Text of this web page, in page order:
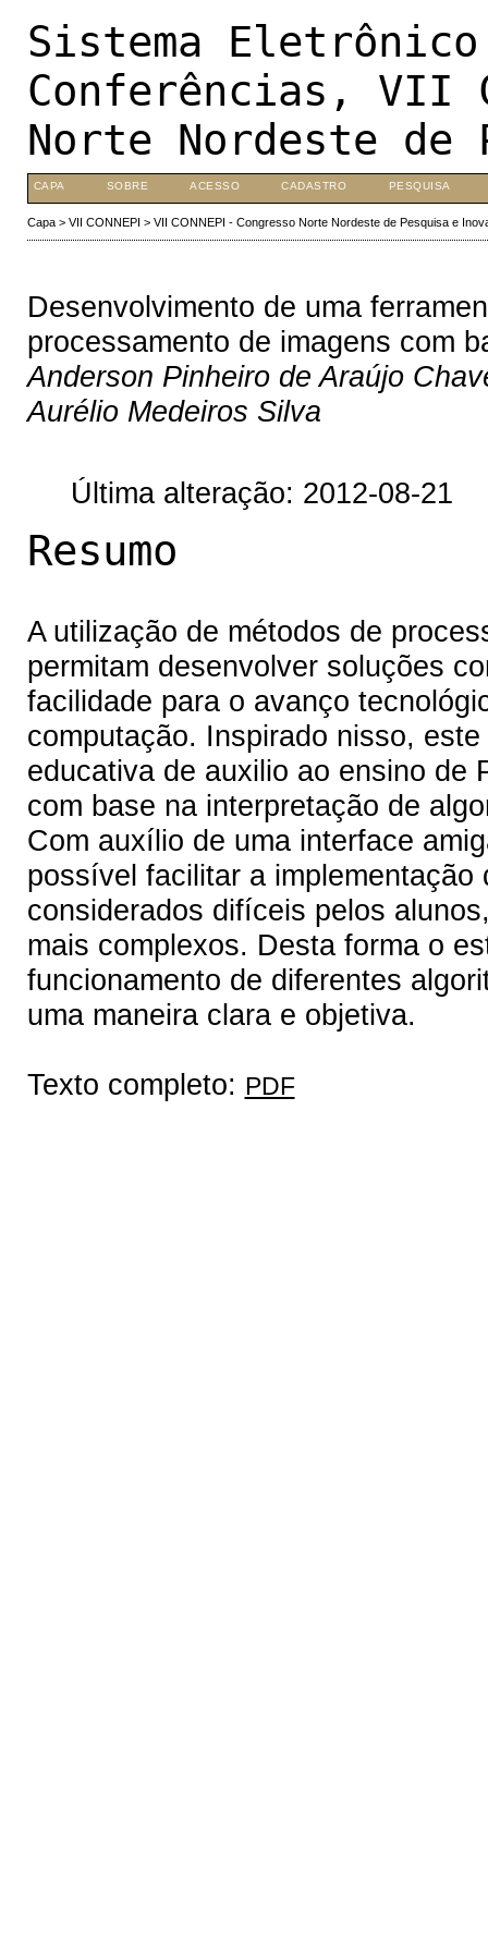
Sistema
Conferências, VII
Norte Nordeste de
CAPA SOBRE ACESSO CADASTRO PESQUISA
Capa> VII CONNEPI > VII CONNEPI - Congresso Norte Nordeste de Pesquisa e
Desenvolvimento de uma
processamento de imagens com
Anderson Pinheiro de Araújo
Aurélio Medeiros Silva
Última alteração: 2012-08-21
Resumo
A utilização de métodos de
permitam desenvolver soluções
facilidade para o avanço
computação. Inspirado nisso,
educativa de auxilio ao ensino de
com base na interpretação de
Com auxílio de uma interface
possível facilitar a
considerados difíceis pelos
mais complexos. Desta forma o
funcionamento de diferentes
uma maneira clara e objetiva.
Texto completo: PDF